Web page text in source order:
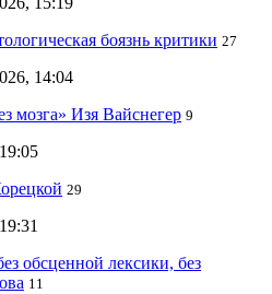
боязнь критики 27
14:04
мозга» Изя Вайснегер 9
29
обсценной лексики, без
11